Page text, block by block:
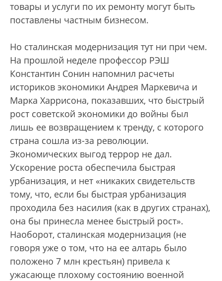
товары и услуги по их ремонту могут быть
поставлены частным бизнесом.
Но сталинская модернизация тут ни при чем.
На прошлой неделе профессор РЭШ
Константин Сонин напомнил расчеты
историков экономики Андрея Маркевича и
Марка Харрисона, показавших, что быстрый
рост советской экономики до войны был
лишь ее возвращением к тренду, с которого
страна сошла из-за революции.
Экономических выгод террор не дал.
Ускорение роста обеспечила быстрая
урбанизация, и нет «никаких свидетельств
тому, что, если бы быстрая урбанизация
проходила без насилия (как в других странах),
она бы принесла менее быстрый рост».
Наоборот, сталинская модернизация (не
говоря уже о том, что на ее алтарь было
положено 7 млн крестьян) привела к
ужасающе плохому состоянию военной